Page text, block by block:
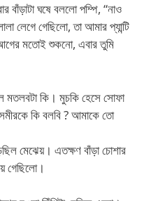
বাঁড়াটা ঘষে বললো পম্পি, “নাও
লেগে গেছিলো, তা আমার প্যান্টি
আগের মতোই শুকনো, এবার তুমি
মতলবটা কি। মুচকি হেসে সোফা
কি বলবি ? আমাকে তো
মেঝেয়। এতক্ষণ বাঁড়া চোশার
গেছিলো।